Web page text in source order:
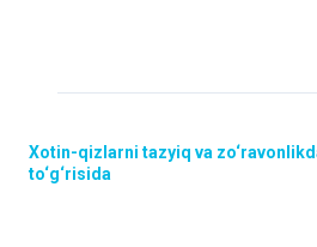
Xotin-qizlarni tazyiq va
to‘g‘risida